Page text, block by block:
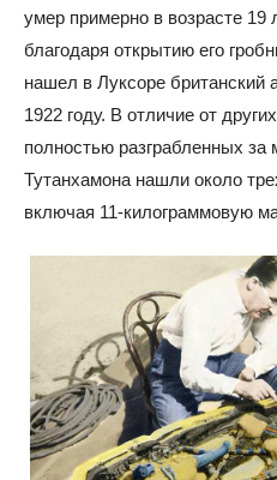
умер примерно в возрасте 19
благодаря открытию его
нашел в Луксоре британский
1922 году. В отличие от
полностью разграбленных за
Тутанхамона нашли около
включая 11-килограммовую